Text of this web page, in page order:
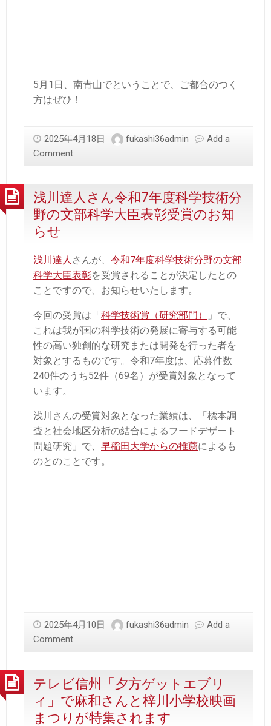
5月1日、南青山でということで、ご都合のつく
方はぜひ！
2025年4月18日 fukashi36admin
Add a
Comment
浅川達人さん令和7年度科学技術分
野の文部科学大臣表彰受賞のお知
らせ
浅川達人 さんが、 令和7年度科学技術分野の文部
科学大臣表彰を受賞されることが決定したとの
ことですので、お知らせいたします。
今回の受賞は「 科学技術賞（研究部門）
」で、
これは我が国の科学技術の発展に寄与する可能
性の高い独創的な研究または開発を行った者を
対象とするものです。令和7年度は、応募件数
240件のうち52件（69名）が受賞対象となって
います。
浅川さんの受賞対象となった業績は、「標本調
査と社会地区分析の結合によるフードデザート
問題研究」で、 早稲田大学からの推薦によるも
のとのことです。
2025年4月10日 fukashi36admin
Add a
Comment
テレビ信州「夕方ゲットエブリ
ィ」で麻和さんと梓川小学校映画
まつりが特集されます